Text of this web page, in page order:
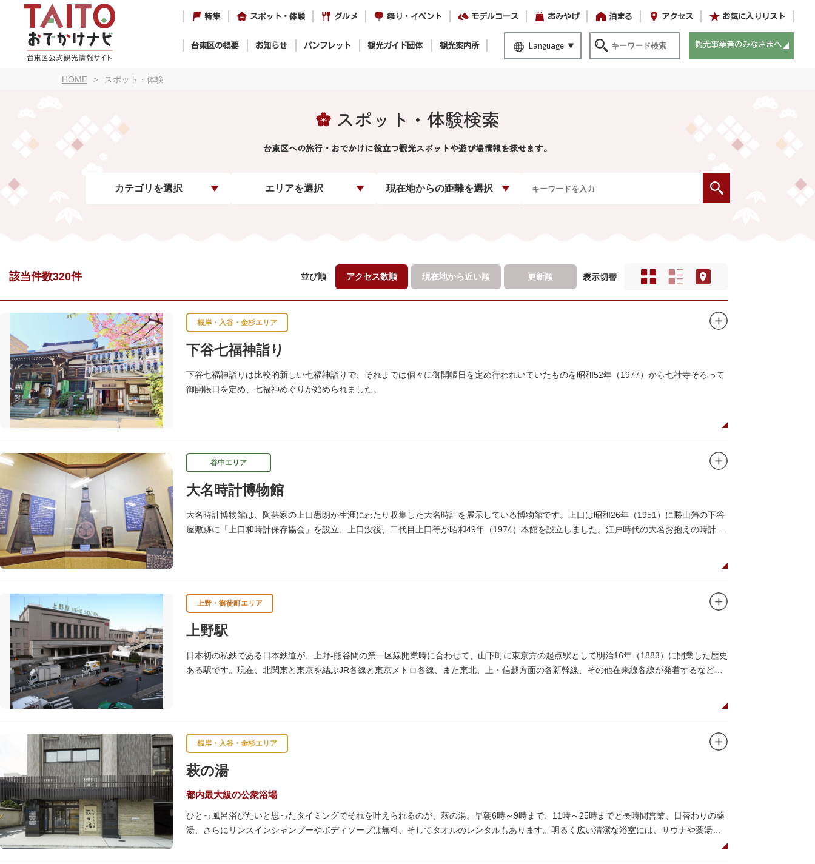
特集 スポット・体験 グルメ 祭り・イベント モデルコース おみやげ 泊まる アクセス お気に入りリスト
台東区の概要 お知らせ パンフレット 観光ガイド団体 観光案内所 Language 観光事業者のみなさまへ
HOME スポット・体験
スポット・体験検索
台東区への旅行・おでかけに役立つ観光スポットや遊び場情報を探せます。
カテゴリを選択 エリアを選択 現在地からの距離を選択
該当件数320件 並び順 アクセス数順 現在地から近い順 更新順 表示切替
根岸・入谷・金杉エリア
下谷七福神詣り
下谷七福神詣りは比較的新しい七福神詣りで、それまでは個々に御開帳日を定め行われいていたものを昭和52年（1977）から七社寺そろって
御開帳日を定め、七福神めぐりが始められました。
谷中エリア
大名時計博物館
大名時計博物館は、陶芸家の上口愚朗が生涯にわたり収集した大名時計を展示している博物館です。上口は昭和26年（1951）に勝山藩の下谷
屋敷跡に「上口和時計保存協会」を設立、上口没後、二代目上口等が昭和49年（1974）本館を設立しました。江戸時代の大名お抱えの時計師
上野・御徒町エリア
上野駅
日本初の私鉄である日本鉄道が、上野-熊谷間の第一区線開業時に合わせて、山下町に東京方の起点駅として明治16年（1883）に開業した歴史
ある駅です。現在、北関東と東京を結ぶJR各線と東京メトロ各線、また東北、上・信越方面の各新幹線、その他在来線各線が発着するなど、
根岸・入谷・金杉エリア
萩の湯
都内最大級の公衆浴場
ひとっ風呂浴びたいと思ったタイミングでそれを叶えられるのが、萩の湯。早朝6時～9時まで、11時～25時までと長時間営業、日替わりの薬
湯、さらにリンスインシャンプーやボディソープは無料、そしてタオルのレンタルもあります。明るく広い清潔な浴室には、サウナや薬湯